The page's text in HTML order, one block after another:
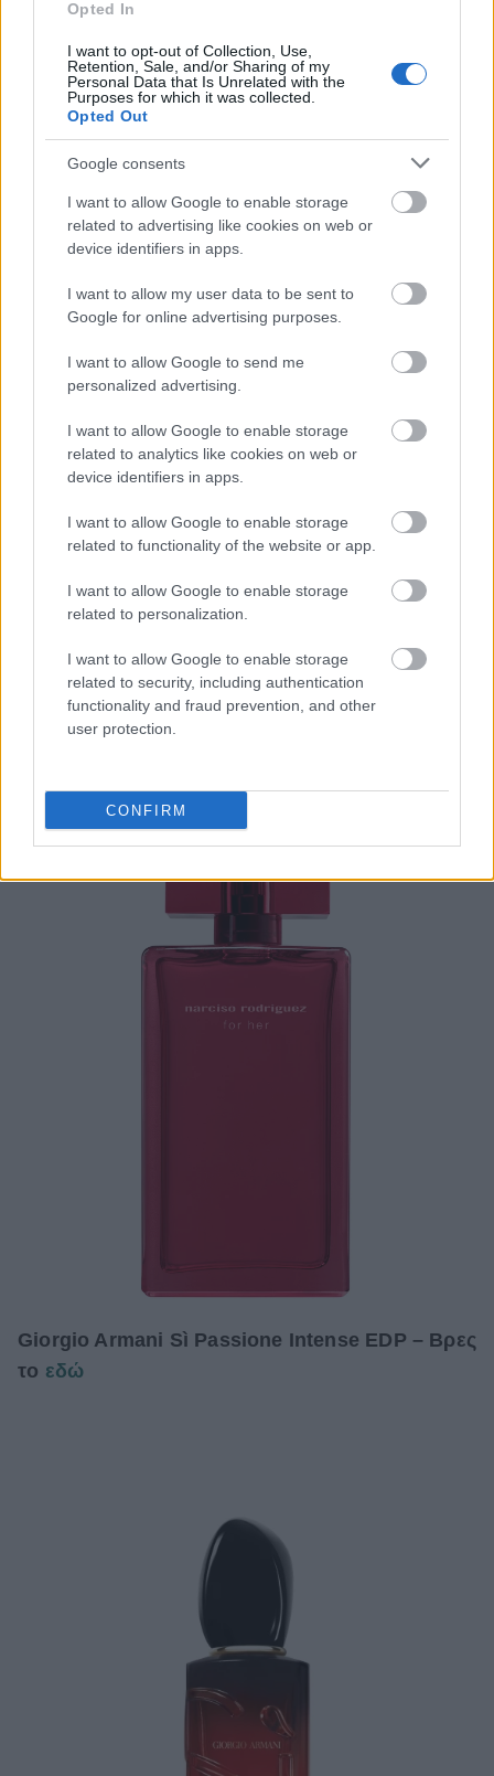
Opted In
I want to opt-out of Collection, Use,
Retention, Sale, and/or Sharing of my
Personal Data that Is Unrelated with the
Purposes for which it was collected.
Opted Out
Google consents
I want to allow Google to enable storage
related to advertising like cookies on web or
device identifiers in apps.
I want to allow my user data to be sent to
Google for online advertising purposes.
I want to allow Google to send me
personalized advertising.
I want to allow Google to enable storage
related to analytics like cookies on web or
device identifiers in apps.
I want to allow Google to enable storage
related to functionality of the website or app.
I want to allow Google to enable storage
related to personalization.
I want to allow Google to enable storage
related to security, including authentication
functionality and fraud prevention, and other
user protection.
CONFIRM
Giorgio Armani Sì Passione Intense EDP – Βρες
το εδώ